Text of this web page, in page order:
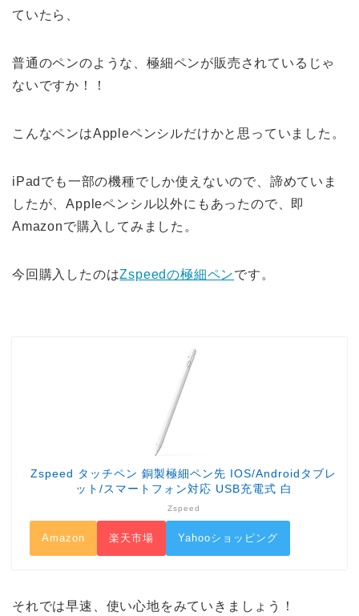
ていたら、
普通のペンのような、極細ペンが販売されているじゃ
ないですか！！
こんなペンはAppleペンシルだけかと思っていました。
iPadでも一部の機種でしか使えないので、諦めていま
したが、Appleペンシル以外にもあったので、即
Amazonで購入してみました。
今回購入したのはZspeedの極細ペンです。
Zspeed タッチペン 銅製極細ペン先 IOS/Androidタブレ
ット/スマートフォン対応 USB充電式 白
Zspeed
Amazon 楽天市場 Yahooショッピング
それでは早速、使い心地をみていきましょう！